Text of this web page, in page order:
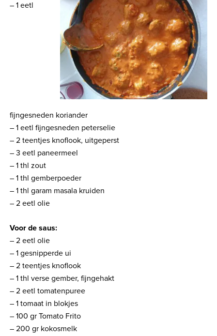
– 1 eetl
fijngesneden koriander
– 1 eetl fijngesneden peterselie
– 2 teentjes knoflook, uitgeperst
– 3 eetl paneermeel
– 1 thl zout
– 1 thl gemberpoeder
– 1 thl garam masala kruiden
– 2 eetl olie
Voor de saus:
– 2 eetl olie
– 1 gesnipperde ui
– 2 teentjes knoflook
– 1 thl verse gember, fijngehakt
– 2 eetl tomatenpuree
– 1 tomaat in blokjes
– 100 gr Tomato Frito
– 200 gr kokosmelk